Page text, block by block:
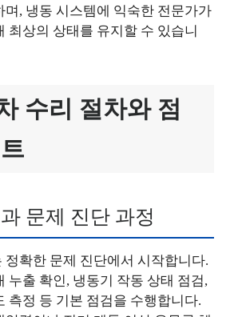
며, 냉동 시스템에 익숙한 전문가가
최상의 상태를 유지할 수 있습니
수리 절차와 점
문제 진단 과정
정확한 문제 진단에서 시작합니다.
누출 확인, 냉동기 작동 상태 점검,
측정 등 기본 점검을 수행합니다.